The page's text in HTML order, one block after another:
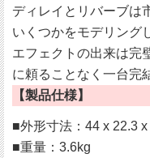
ディレイとリバーブは
いくつかをモデリング
エフェクトの出来は完
に頼ることなく一台完
【製品仕様】
■外形寸法：44 x 22.3 x
■重量：3.6kg